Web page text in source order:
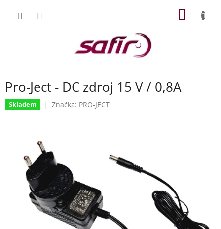
Pro-Ject - DC zdroj 15 V / 0,8A
Skladem Značka: PRO-JECT